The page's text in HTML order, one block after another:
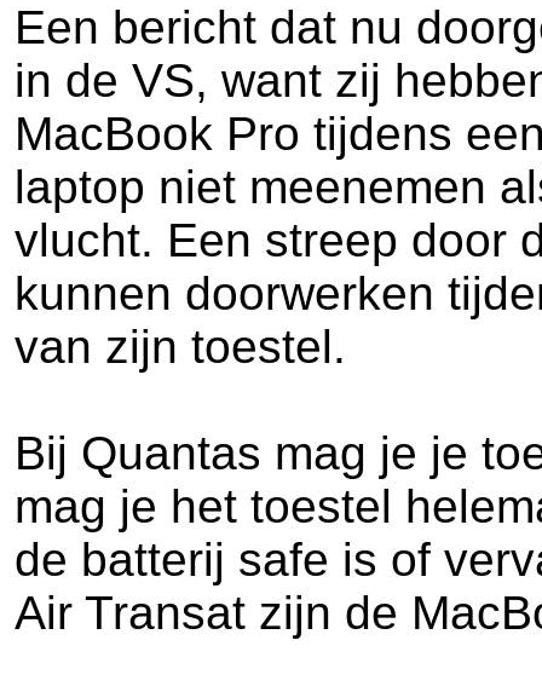
Een bericht dat nu
in de VS, want zij
MacBook Pro tijdens
laptop niet meenemen
vlucht. Een streep door
kunnen doorwerken
van zijn toestel.
Bij Quantas mag je je
mag je het toestel
de batterij safe is of
Air Transat zijn de